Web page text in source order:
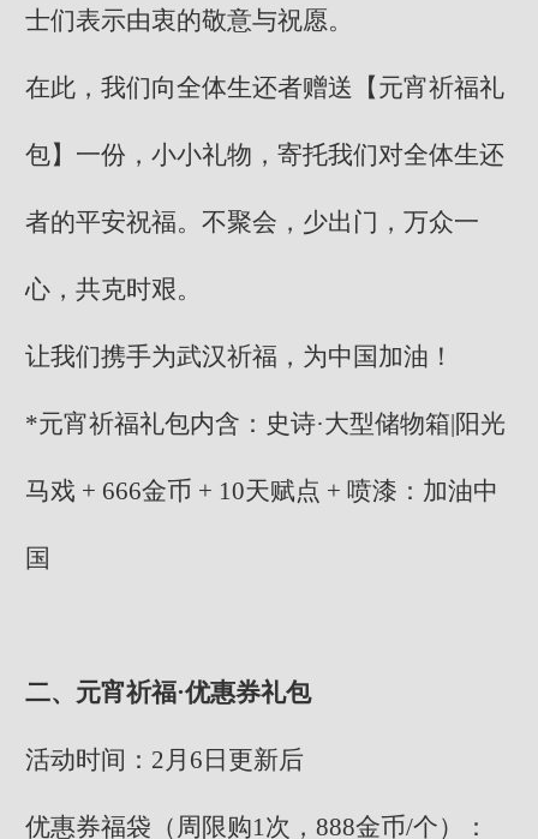
士们表示由衷的敬意与祝愿。
在此，我们向全体生还者赠送【元宵祈福礼
包】一份，小小礼物，寄托我们对全体生还
者的平安祝福。不聚会，少出门，万众一
心，共克时艰。
让我们携手为武汉祈福，为中国加油！
*元宵祈福礼包内含：史诗·大型储物箱|阳光
马戏 + 666金币 + 10天赋点 + 喷漆：加油中
国
二、元宵祈福·优惠券礼包
活动时间：2月6日更新后
优惠券福袋（周限购1次，888金币/个）：